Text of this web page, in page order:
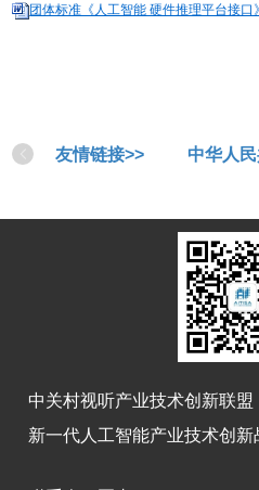
团体标准《人工智能 硬件推理平台接
友情链接>> 中华人
中关村视听产业技术创新联盟
新一代人工智能产业技术创新